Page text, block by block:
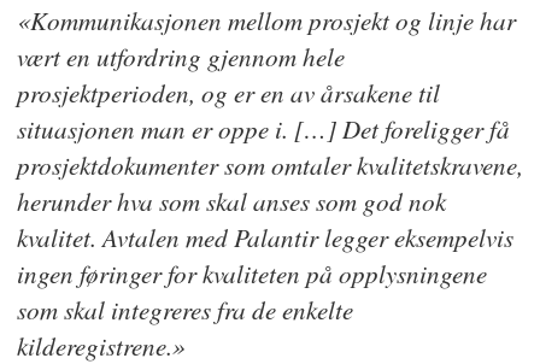
I tillegg skal en egen avtale med
USA (PCSC-avtalen) sikre
tilsvarende utveksling med FBIs
base på 70 millioner fingeravtrykk.
«Kommunikasjonen mellom prosjekt og linje har
vært en utfordring gjennom hele
prosjektperioden, og er en av årsakene til
situasjonen man er oppe i. […] Det foreligger få
prosjektdokumenter som omtaler kvalitetskravene,
herunder hva som skal anses som god nok
kvalitet. Avtalen med Palantir legger eksempelvis
ingen føringer for kvaliteten på opplysningene
som skal integreres fra de enkelte
kilderegistrene.»